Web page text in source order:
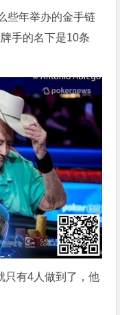
些年举办的金手链
手的名下是10条
只有4人做到了，他